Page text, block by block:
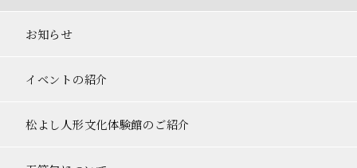
ン
お知らせ
イベントの紹介
松よし人形文化体験館のご紹介